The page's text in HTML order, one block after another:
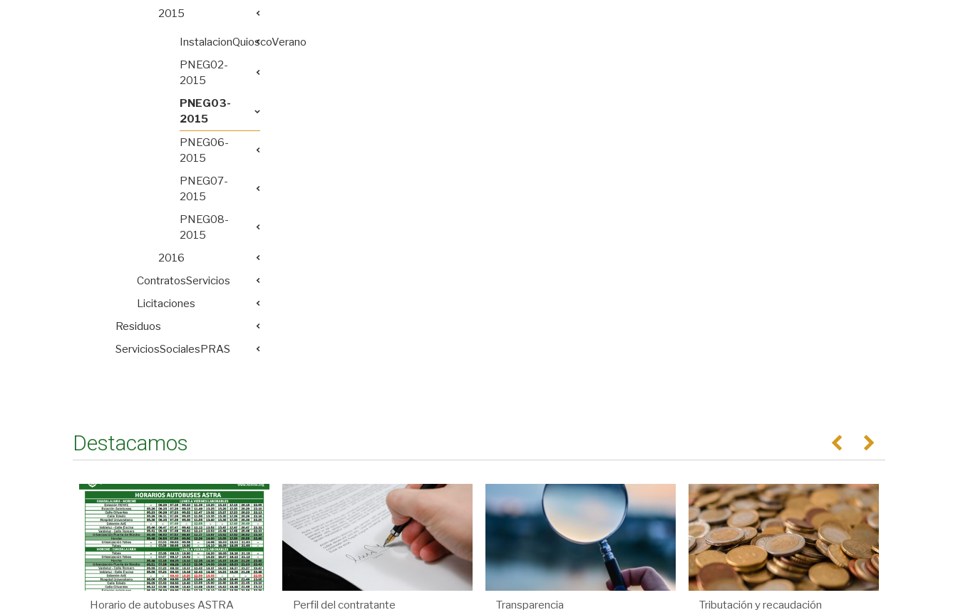
2015
InstalacionQuioscoVerano
PNEG02-
2015
PNEG03-
2015
PNEG06-
2015
PNEG07-
2015
PNEG08-
2015
2016
ContratosServicios
Licitaciones
Residuos
ServiciosSocialesPRAS
Destacamos Anterior
Horario de autobuses ASTRA Perfil del contratante Transparencia Tributación y recaudación